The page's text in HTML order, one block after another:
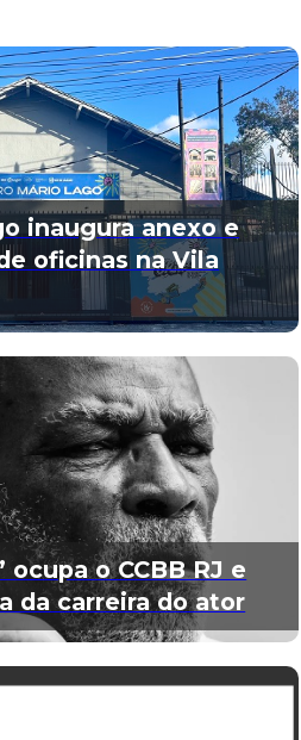
inaugura anexo e
oficinas na Vila
o CCBB RJ e
da carreira do ator